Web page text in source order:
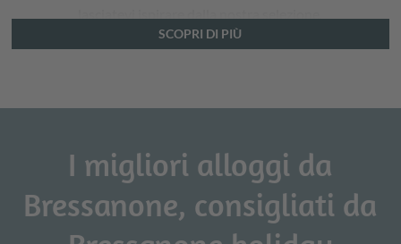
SCOPRI DI PIÙ
I migliori alloggi da
Bressanone, consigliati da